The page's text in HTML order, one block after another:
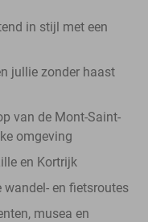
in stijl met een
jullie zonder haast
van de Mont-Saint-
omgeving
en Kortrijk
en fietsroutes
musea en